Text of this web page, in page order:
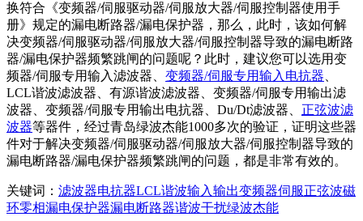
换符合《变频器/伺服驱动器/伺服放大器/伺服控制器使用手
册》规定的漏电断路器/漏电保护器，那么，此时，该如何解
决变频器/伺服驱动器/伺服放大器/伺服控制器导致的漏电断路
器/漏电保护器频繁跳闸的问题呢？此时，建议您可以选用变
频器/伺服专用输入滤波器、 变频器/伺服专用输入电抗器
LCL谐波滤波器、有源谐波滤波器、变频器/伺服专用输出滤
波器、变频器/伺服专用输出电抗器、Du/Dt滤波器、 正弦波滤
波器等器件，经过青岛绿波杰能1000多次的验证，证明这些器
件对于解决变频器/伺服驱动器/伺服放大器/伺服控制器导致的
漏电断路器/漏电保护器频繁跳闸的问题，都是非常有效的。
关键词： 滤波器电抗器LCL谐波输入输出变频器伺服正弦波磁
环零相漏电保护器漏电断路器谐波干扰绿波杰能